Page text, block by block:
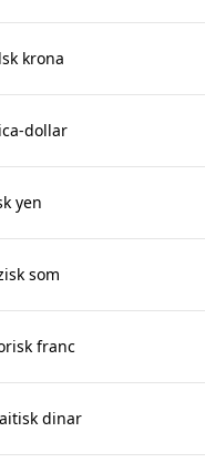
krona
dollar
yen
som
franc
dinar